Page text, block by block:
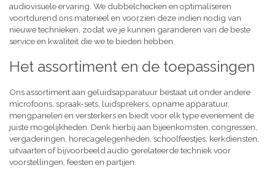
audiovisuele ervaring. We dubbelchecken en optimaliseren
voortdurend ons materieel en voorzien deze indien nodig van
nieuwe technieken, zodat we je kunnen garanderen van de beste
service en kwaliteit die we te bieden hebben.
Het assortiment en de toepassingen
Ons assortiment aan geluidsapparatuur bestaat uit onder andere
microfoons, spraak-sets, luidsprekers, opname apparatuur,
mengpanelen en versterkers en biedt voor elk type evenement de
juiste mogelijkheden. Denk hierbij aan bijeenkomsten, congressen,
vergaderingen, horecagelegenheden, schoolfeestjes, kerkdiensten,
uitvaarten of bijvoorbeeld audio gerelateerde techniek voor
voorstellingen, feesten en partijen.